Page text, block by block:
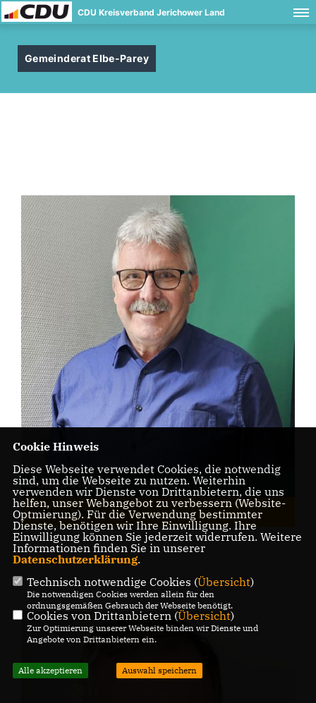
CDU Kreisverband Jerichower Land
Gemeinderat Elbe-Parey
Julius Haacke
Gemeinderat
Cookie Hinweis
Diese Webseite verwendet Cookies, die notwendig
sind, um die Webseite zu nutzen. Weiterhin
verwenden wir Dienste von Drittanbietern, die uns
helfen, unser Webangebot zu verbessern (Website-
Optmierung). Für die Verwendung bestimmter
Dienste, benötigen wir Ihre Einwilligung. Ihre
Einwilligung können Sie jederzeit widerrufen. Weitere
Informationen finden Sie in unserer
Datenschutzerklärung.
Technisch notwendige Cookies (Übersicht)
Die notwendigen Cookies werden allein für den
ordnungsgemäßen Gebrauch der Webseite benötigt.
Cookies von Drittanbietern (Übersicht)
Zur Optimierung unserer Webseite binden wir Dienste und
Angebote von Drittanbietern ein.
Alle akzeptieren Auswahl speichern